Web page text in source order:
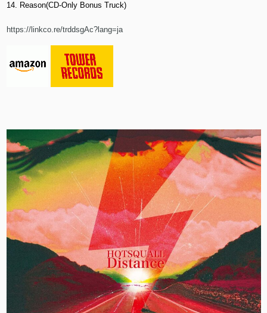
14. Reason(CD-Only Bonus Truck)
https://linkco.re/trddsgAc?lang=ja